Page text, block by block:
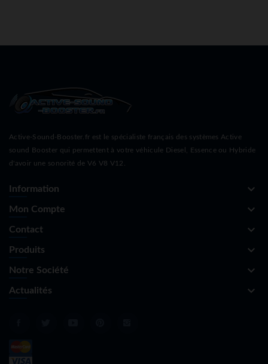
Active-Sound-Booster.fr est le spécialiste français des systèmes Active
sound Booster qui permettent à votre véhicule Diesel, Essence ou Hybride
d'avoir une sonorité de V6 V8 V12.
Information keyboard_arrow_down
Mon Compte keyboard_arrow_down
Contact keyboard_arrow_down
Produits keyboard_arrow_down
Notre Société keyboard_arrow_down
Actualités keyboard_arrow_down